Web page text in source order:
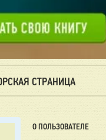
СТРАНИЦА
О ПОЛЬЗОВАТЕЛЕ